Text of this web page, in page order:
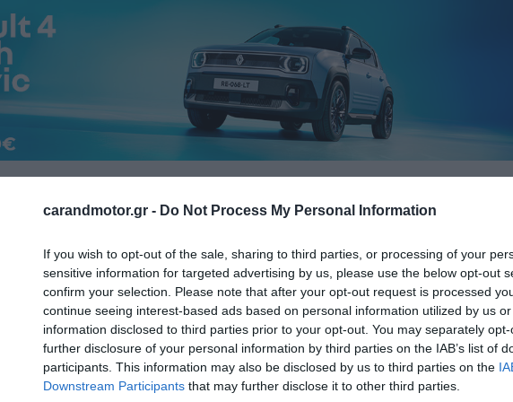
carandmotor.gr - Do Not Process My Personal Information
If you wish to opt-out of the sale, sharing to third parties, or processing of your
sensitive information for targeted advertising by us, please use the below opt-out
confirm your selection. Please note that after your opt-out request is processed
continue seeing interest-based ads based on personal information utilized by us
information disclosed to third parties prior to your opt-out. You may separately
further disclosure of your personal information by third parties on the IAB’s list of
participants. This information may also be disclosed by us to third parties on the
Downstream Participants that may further disclose it to other third parties.
το νέο Subaru